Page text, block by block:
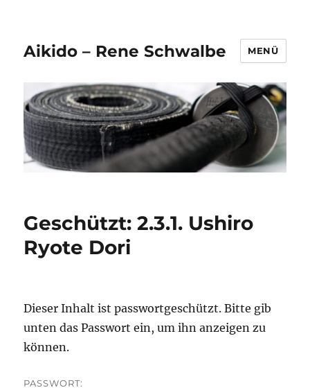
Aikido – Rene Schwalbe MENÜ
Geschützt: 2.3.1. Ushiro
Ryote Dori
Dieser Inhalt ist passwortgeschützt. Bitte gib
unten das Passwort ein, um ihn anzeigen zu
können.
PASSWORT: